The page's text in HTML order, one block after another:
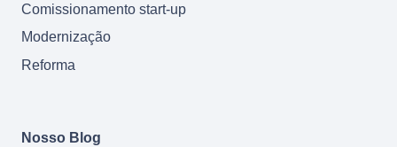
Comissionamento start-up
Modernização
Reforma
Nosso Blog